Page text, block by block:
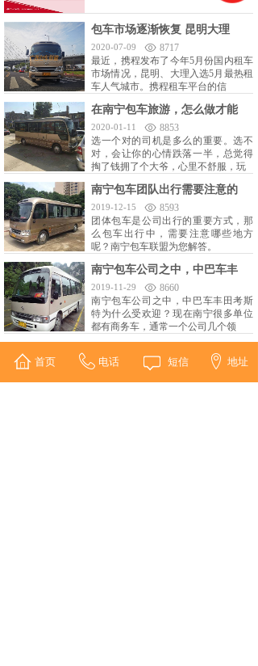
包车市场逐渐恢复 昆明大理
2020-07-09
8717
最近，携程发布了今年5月份国内租车
市场情况，昆明、大理入选5月最热租
车人气城市。携程租车平台的信
在南宁包车旅游，怎么做才能
2020-01-11
8853
选一个对的司机是多么的重要。选不
对，会让你的心情跌落一半，总觉得
掏了钱拥了个大爷，心里不舒服，玩
南宁包车团队出行需要注意的
2019-12-15
8593
团体包车是公司出行的重要方式，那
么包车出行中，需要注意哪些地方
呢？南宁包车联盟为您解答。
南宁包车公司之中，中巴车丰
2019-11-29
8660
南宁包车公司之中，中巴车丰田考斯
特为什么受欢迎？​现在南宁很多单位
都有商务车，通常一个公司几个领
2019-11-19
8585
在南宁企业接待为什么优先选择中巴
首页 电话 短信 地址